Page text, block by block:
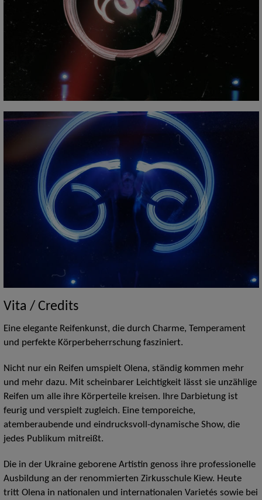
Vita / Credits
Eine elegante Reifenkunst, die durch Charme, Temperament
und perfekte Körperbeherrschung fasziniert.
Nicht nur ein Reifen umspielt Olena, ständig kommen mehr
und mehr dazu. Mit scheinbarer Leichtigkeit lässt sie unzählige
Reifen um alle ihre Körperteile kreisen. Ihre Darbietung ist
feurig und verspielt zugleich. Eine temporeiche,
atemberaubende und eindrucksvoll-dynamische Show, die
jedes Publikum mitreißt.
Die in der Ukraine geborene Artistin genoss ihre professionelle
Ausbildung an der renommierten Zirkusschule Kiew. Heute
tritt Olena in nationalen und internationalen Varietés sowie bei